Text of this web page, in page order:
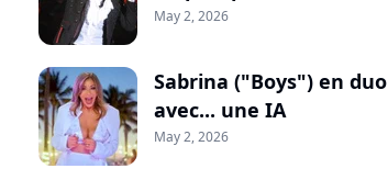
May 2, 2026
Sabrina ("Boys") en duo
avec... une IA
May 2, 2026